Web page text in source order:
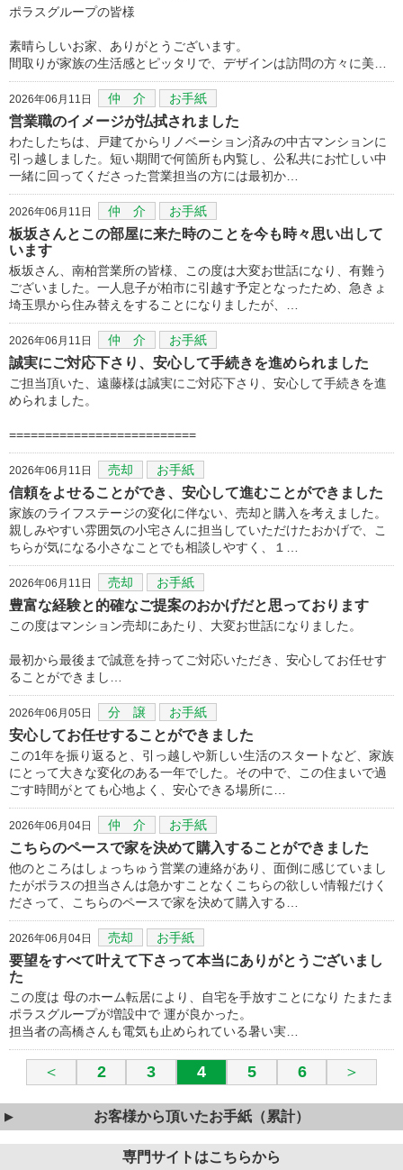
ポラスグループの皆様
素晴らしいお家、ありがとうございます。
間取りが家族の生活感とピッタリで、デザインは訪問の方々に美…
2026年06月11日 仲 介 お手紙
営業職のイメージが払拭されました
わたしたちは、戸建てからリノベーション済みの中古マンションに
引っ越しました。短い期間で何箇所も内覧し、公私共にお忙しい中
一緒に回ってくださった営業担当の方には最初か…
2026年06月11日 仲 介 お手紙
板坂さんとこの部屋に来た時のことを今も時々思い出して
います
板坂さん、南柏営業所の皆様、この度は大変お世話になり、有難う
ございました。一人息子が柏市に引越す予定となったため、急きょ
埼玉県から住み替えをすることになりましたが、…
2026年06月11日 仲 介 お手紙
誠実にご対応下さり、安心して手続きを進められました
ご担当頂いた、遠藤様は誠実にご対応下さり、安心して手続きを進
められました。
==========================
2026年06月11日 売却 お手紙
信頼をよせることができ、安心して進むことができました
家族のライフステージの変化に伴ない、売却と購入を考えました。
親しみやすい雰囲気の小宅さんに担当していただけたおかげで、こ
ちらが気になる小さなことでも相談しやすく、１…
2026年06月11日 売却 お手紙
豊富な経験と的確なご提案のおかげだと思っております
この度はマンション売却にあたり、大変お世話になりました。
最初から最後まで誠意を持ってご対応いただき、安心してお任せす
ることができまし…
2026年06月05日 分 譲 お手紙
安心してお任せすることができました
この1年を振り返ると、引っ越しや新しい生活のスタートなど、家族
にとって大きな変化のある一年でした。その中で、この住まいで過
ごす時間がとても心地よく、安心できる場所に…
2026年06月04日 仲 介 お手紙
こちらのペースで家を決めて購入することができました
他のところはしょっちゅう営業の連絡があり、面倒に感じていまし
たがポラスの担当さんは急かすことなくこちらの欲しい情報だけく
ださって、こちらのペースで家を決めて購入する…
2026年06月04日 売却 お手紙
要望をすべて叶えて下さって本当にありがとうございまし
た
この度は 母のホーム転居により、自宅を手放すことになり たまたま
ポラスグループが増設中で 運が良かった。
担当者の高橋さんも電気も止められている暑い実…
＜ 2 3 4 5 6 ＞
お客様から頂いたお手紙（累計）
専門サイトはこちらから